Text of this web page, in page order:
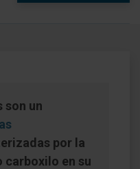
son un
por la
carboxilo en su